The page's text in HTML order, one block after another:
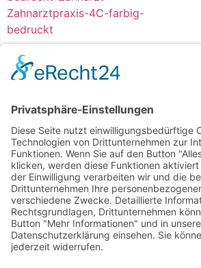
Vivil Minzpastillen im
Flow-Pack
ab0,14€/ Stück
Optionen wählen
Shop Lieferbedingungen